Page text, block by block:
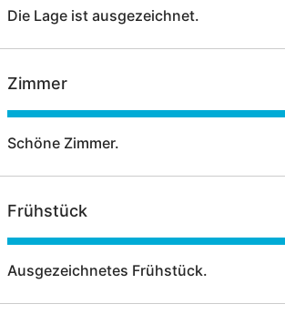
Die Lage ist ausgezeichnet.
Zimmer
Schöne Zimmer.
Frühstück
Ausgezeichnetes Frühstück.